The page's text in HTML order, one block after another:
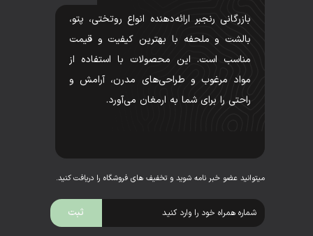
بازرگانی رنجبر ارائه‌دهنده انواع روتختی، پتو،
بالشت و ملحفه با بهترین کیفیت و قیمت
مناسب است. این محصولات با استفاده از
مواد مرغوب و طراحی‌های مدرن، آرامش و
راحتی را برای شما به ارمغان می‌آورد.
میتوانید عضو خبر نامه شوید و تخفیف های فروشگاه را دریافت کنید.